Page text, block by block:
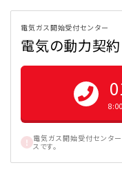
電気ガス開始受付センター
電気の動力契約
電気ガス開始受付センタ
スです。